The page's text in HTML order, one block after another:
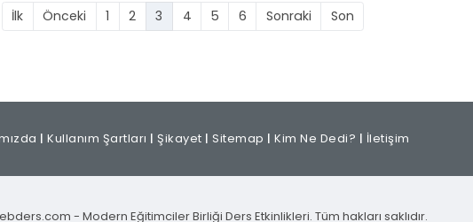
İlk Önceki 1 2 3 4 5 6 Sonraki Son
| Kullanım Şartları | Şikayet | Sitemap | Kim Ne Dedi? | İletişim
- Modern Eğitimciler Birliği Ders Etkinlikleri. Tüm hakları saklıdır.